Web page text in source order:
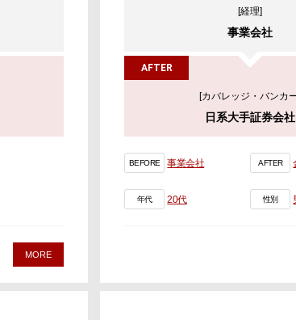
MORE
[経理]
事業会社
AFTER
[カバレッジ・バンカ
日系大手証券会社
BEFORE 事業会社 AFTER
年代 20代 性別